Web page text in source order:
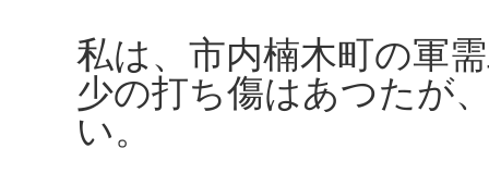
私は、市内楠木町の軍
少の打ち傷はあつたが
い。